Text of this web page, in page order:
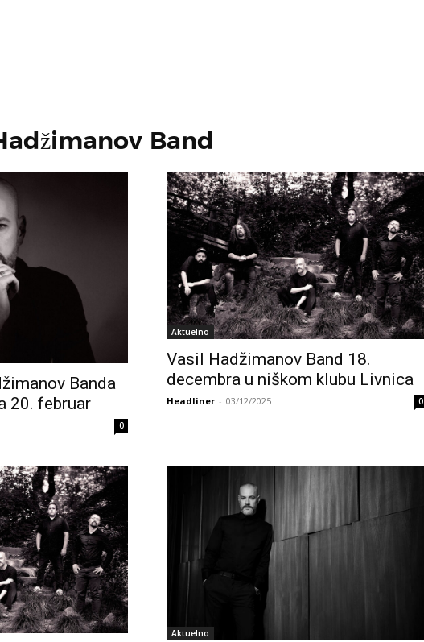
Band
Banda
20. februar
0
Aktuelno
Vasil Hadžimanov Band 18.
decembra u niškom klubu Livnica
Headliner - 03/12/2025 0
Aktuelno